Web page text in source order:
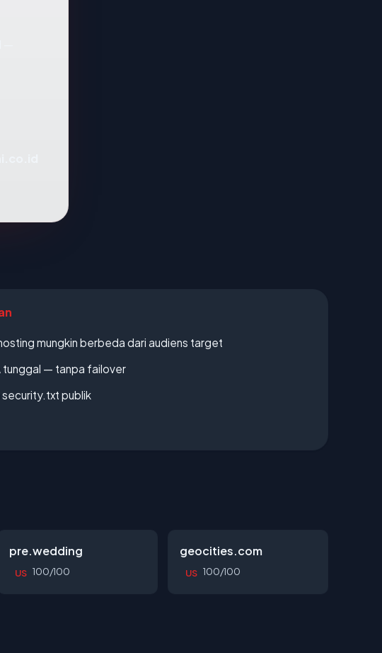
mungkin berbeda dari audiens target
tunggal — tanpa failover
security.txt publik
pre.wedding
US 100/100
geocities.com
US 100/100